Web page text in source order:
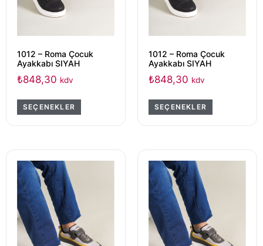
1012 – Roma Çocuk
Ayakkabı SIYAH
₺848,30 kdv
SEÇENEKLER
1012 – Roma Çocuk
Ayakkabı SIYAH
₺848,30 kdv
SEÇENEKLER